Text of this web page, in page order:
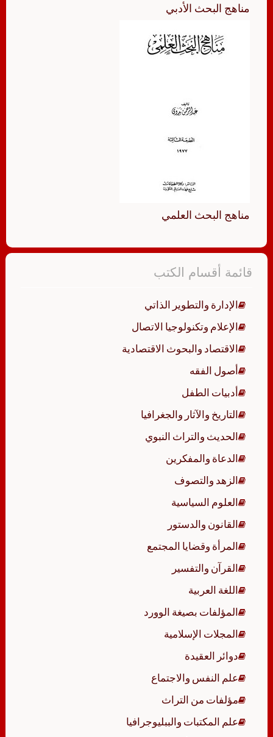
مناهج البحث الأدبي
مناهج البحث العلمي
قائمة أقسام الكتب
الإدارة والتطوير الذاتي
الإعلام وتكنولوجيا الاتصال
الاقتصاد والبحوث الاقتصادية
أصول الفقه
أدبيات الطفل
التاريخ والآثار والجغرافيا
الحديث والتراث النبوي
الدعاة والمفكرين
الزهد والتصوف
العلوم السياسية
القانون والدستور
المرأة وقضايا المجتمع
القرآن والتفسير
اللغة العربية
المؤلفات بصيغة الوورد
المجلات الإسلامية
دوائر العقيدة
علم النفس والاجتماع
مؤلفات من التراث
علم المكتبات والببليوجرافيا